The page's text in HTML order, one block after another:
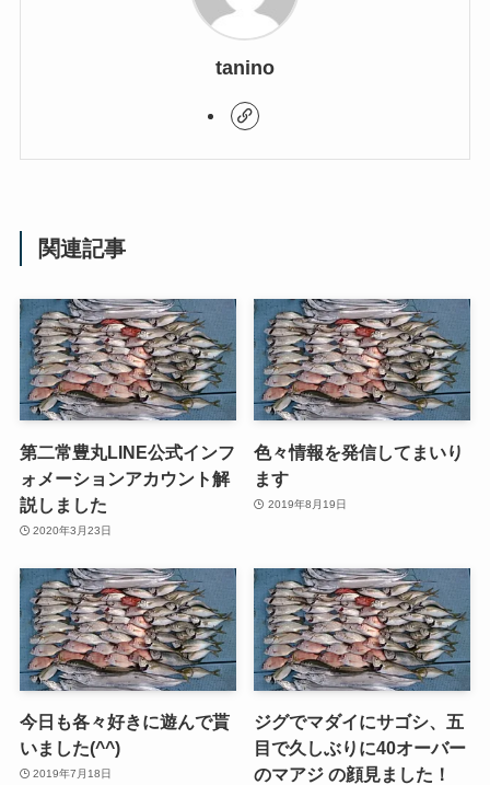
tanino
関連記事
第二常豊丸LINE公式インフ
ォメーションアカウント解
説しました
2020年3月23日
色々情報を発信してまいり
ます
2019年8月19日
今日も各々好きに遊んで貰
いました(^^)
2019年7月18日
ジグでマダイにサゴシ、五
目で久しぶりに40オーバー
のマアジ の顔見ました！